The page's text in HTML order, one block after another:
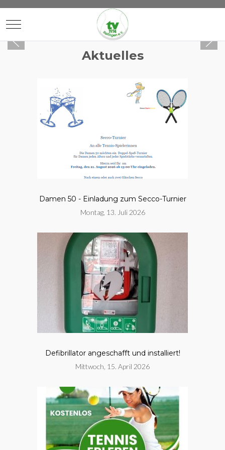
Mobile Menu Toggle
Aktuelles
Damen 50 - Einladung zum Secco-Turnier
Montag, 13. Juli 2026
Defibrillator angeschafft und installiert!
Mittwoch, 15. April 2026